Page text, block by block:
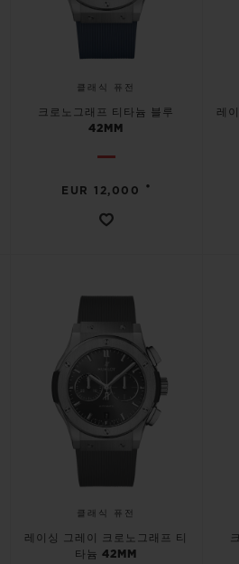
클래식 퓨전
크로노그래프 티타늄 블루
42MM
EUR 12,000 •
레
클래식 퓨전
레이싱 그레이 크로노그래프 티
타늄 42MM